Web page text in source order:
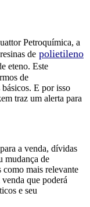
Petroquímica, a
de polietileno
eteno. Este
de
E por isso
traz um alerta para
a venda, dívidas
mudança de
como mais relevante
que poderá
e seu